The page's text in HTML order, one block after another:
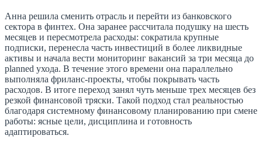
Анна решила сменить отрасль и перейти из банковского
сектора в финтех. Она заранее рассчитала подушку на шесть
месяцев и пересмотрела расходы: сократила крупные
подписки, перенесла часть инвестиций в более ликвидные
активы и началa вести мониторинг вакансий за три месяца до
planned ухода. В течение этого времени она параллельно
выполняла фриланс-проекты, чтобы покрывать часть
расходов. В итоге переход занял чуть меньше трех месяцев без
резкой финансовой тряски. Такой подход стал реальностью
благодаря системному финансовому планированию при смене
работы: ясные цели, дисциплина и готовность
адаптироваться.